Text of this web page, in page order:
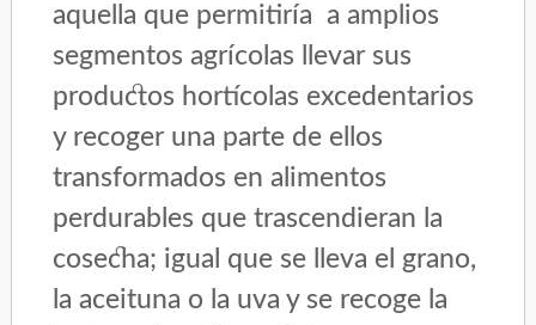
aquella que permitiría a amplios
segmentos agrícolas llevar sus
productos hortícolas excedentarios
y recoger una parte de ellos
transformados en alimentos
perdurables que trascendieran la
cosecha; igual que se lleva el grano,
la aceituna o la uva y se recoge la